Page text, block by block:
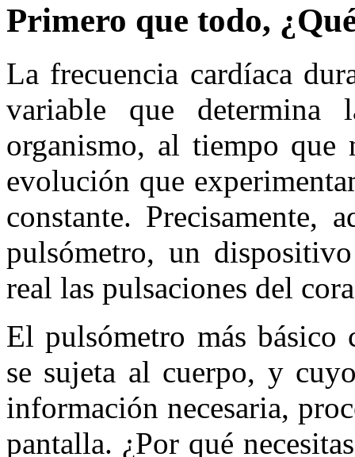
Primero que todo,
La frecuencia cardíaca
variable que determina
organismo, al tiempo que
evolución que
constante. Precisamente,
pulsómetro, un
real las pulsaciones del
El pulsómetro más básico
se sujeta al cuerpo, y
información necesaria,
pantalla. ¿Por qué